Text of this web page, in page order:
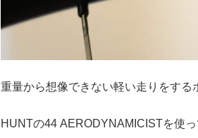
重量から想像できない軽い走りをする
HUNTの44 AERODYNAMICISTを使っ